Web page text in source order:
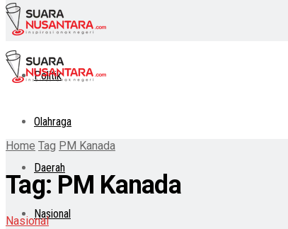
Politik
Olahraga
Daerah
Nasional
Home Tag PM Kanada
Tag: PM Kanada
Nasional